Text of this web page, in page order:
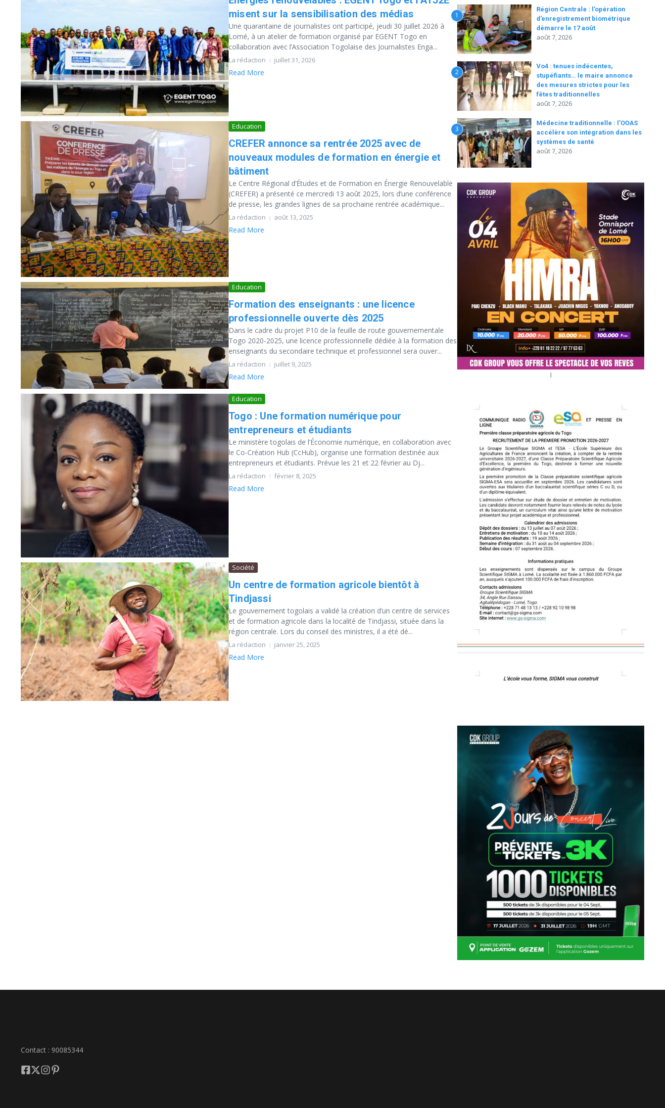
misent sur la sensibilisation des médias
Une quarantaine de journalistes ont participé, jeudi 30 juillet 2026 à
Lomé, à un atelier de formation organisé par EGENT Togo en
collaboration avec l’Association Togolaise des Journalistes Enga...
La rédaction juillet 31, 2026
Read More
Education
CREFER annonce sa rentrée 2025 avec de
nouveaux modules de formation en énergie et
bâtiment
Le Centre Régional d’Études et de Formation en Énergie Renouvelable
(CREFER) a présenté ce mercredi 13 août 2025, lors d’une conférence
de presse, les grandes lignes de sa prochaine rentrée académique...
La rédaction août 13, 2025
Read More
Education
Formation des enseignants : une licence
professionnelle ouverte dès 2025
Dans le cadre du projet P10 de la feuille de route gouvernementale
Togo 2020-2025, une licence professionnelle dédiée à la formation des
enseignants du secondaire technique et professionnel sera ouver...
La rédaction juillet 9, 2025
Read More
Education
Togo : Une formation numérique pour
entrepreneurs et étudiants
Le ministère togolais de l’Économie numérique, en collaboration avec
le Co-Création Hub (CcHub), organise une formation destinée aux
entrepreneurs et étudiants. Prévue les 21 et 22 février au Dj...
La rédaction février 8, 2025
Read More
Société
Un centre de formation agricole bientôt à
Tindjassi
Le gouvernement togolais a validé la création d’un centre de services
et de formation agricole dans la localité de Tindjassi, située dans la
région centrale. Lors du conseil des ministres, il a été dé...
La rédaction janvier 25, 2025
Read More
1
Région Centrale : l’opération
d’enregistrement biométrique
démarre le 17 août
août 7, 2026
2
Vo4 : tenues indécentes,
stupéfiants… le maire annonce
des mesures strictes pour les
fêtes traditionnelles
août 7, 2026
3
Médecine traditionnelle : l’OOAS
accélère son intégration dans les
systèmes de santé
août 7, 2026
I
Contact : 90085344